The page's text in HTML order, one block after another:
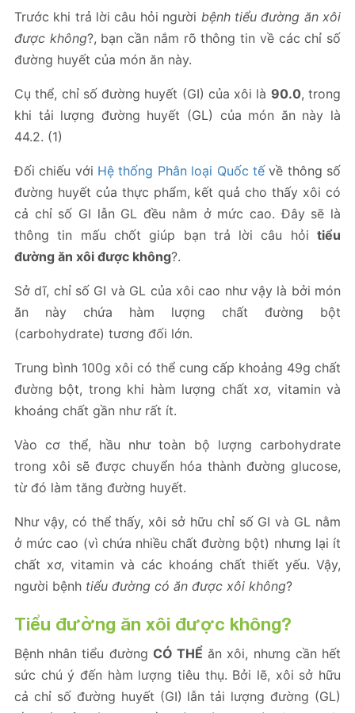
Trước khi trả lời câu hỏi người bệnh tiểu đường ăn xôi
được không?, bạn cần nắm rõ thông tin về các chỉ số
đường huyết của món ăn này.
Cụ thể, chỉ số đường huyết (GI) của xôi là 90.0, trong
khi tải lượng đường huyết (GL) của món ăn này là
44.2. (1)
Đối chiếu với Hệ thống Phân loại Quốc tếvề thông số
đường huyết của thực phẩm, kết quả cho thấy xôi có
cả chỉ số GI lẫn GL đều nằm ở mức cao. Đây sẽ là
thông tin mấu chốt giúp bạn trả lời câu hỏi tiểu
đường ăn xôi được không?.
Sở dĩ, chỉ số GI và GL của xôi cao như vậy là bởi món
ăn này chứa hàm lượng chất đường bột
(carbohydrate) tương đối lớn.
Trung bình 100g xôi có thể cung cấp khoảng 49g chất
đường bột, trong khi hàm lượng chất xơ, vitamin và
khoáng chất gần như rất ít.
Vào cơ thể, hầu như toàn bộ lượng carbohydrate
trong xôi sẽ được chuyển hóa thành đường glucose,
từ đó làm tăng đường huyết.
Như vậy, có thể thấy, xôi sở hữu chỉ số GI và GL nằm
ở mức cao (vì chứa nhiều chất đường bột) nhưng lại ít
chất xơ, vitamin và các khoáng chất thiết yếu. Vậy,
người bệnh tiểu đường có ăn được xôi không?
Tiểu đường ăn xôi được không?
Bệnh nhân tiểu đường CÓ THỂ ăn xôi, nhưng cần hết
sức chú ý đến hàm lượng tiêu thụ. Bởi lẽ, xôi sở hữu
cả chỉ số đường huyết (GI) lẫn tải lượng đường (GL)